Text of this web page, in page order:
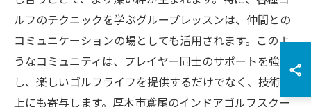
ルフのテクニックを学ぶグループレッスンは、仲間との
コミュニケーションの場としても活用されます。このよ
うなコミュニティは、プレイヤー同士のサポートを強化
し、楽しいゴルフライフを提供するだけでなく、技術向
上にも寄与します。厚木市鳶尾のインドアゴルフスクー